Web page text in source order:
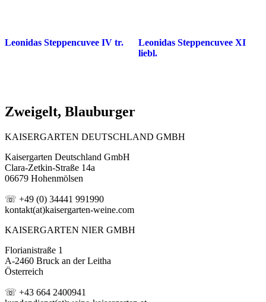
Leonidas Steppencuvee IV tr.
Leonidas Steppencuvee XI
liebl.
Zweigelt, Blauburger
KAISERGARTEN DEUTSCHLAND GMBH
Kaisergarten Deutschland GmbH
Clara-Zetkin-Straße 14a
06679 Hohenmölsen
☏ +49 (0) 34441 991990
kontakt(at)kaisergarten-weine.com
KAISERGARTEN NIER GMBH
Florianistraße 1
A-2460 Bruck an der Leitha
Österreich
☏ +43 664 2400941